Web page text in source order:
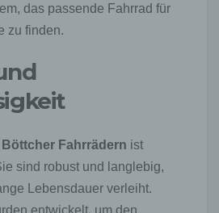
das passende Fahrrad für
zu finden.
Fahrrädern ist
sind robust und langlebig,
Lebensdauer verleiht.
entwickelt, um den